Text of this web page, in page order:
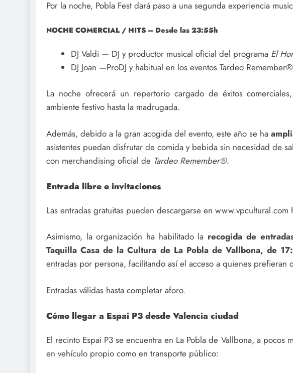
Por la noche, Pobla Fest dará paso a una segunda experiencia
NOCHE COMERCIAL / HITS – Desde las 23:55h
DJ Valdi — DJ y productor musical oficial del programa El
DJ Joan —ProDJ y habitual en los eventos Tardeo Remember®
La noche ofrecerá un repertorio cargado de éxitos
ambiente festivo hasta la madrugada.
Además, debido a la gran acogida del evento, este año se ha
asistentes puedan disfrutar de comida y bebida sin necesidad de
con merchandising oficial de Tardeo Remember®.
Entrada libre e invitaciones
Las entradas gratuitas pueden descargarse en www.vpcultural.com
Asimismo, la organización ha habilitado la recogida de
Taquilla Casa de la Cultura de La Pobla de Vallbona, de
entradas por persona, facilitando así el acceso a quienes prefieran
Entradas válidas hasta completar aforo.
Cómo llegar a Espai P3 desde Valencia ciudad
El recinto Espai P3 se encuentra en La Pobla de Vallbona, a pocos
en vehículo propio como en transporte público: